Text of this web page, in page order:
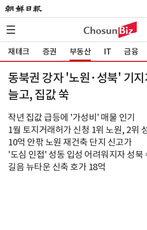
재테크 증권 부동산 IT 금융
동북권 강자 '노원·성북' 기
늘고, 집값 쑥
작년 집값 급등에 '가성비' 매물 인기
1월 토지거래허가 신청 1위 노원, 2위
10억 안팎 노원 재건축 단지 신고가
'도심 인접' 성동 입성 어려워지자 성
길음 뉴타운 신축 호가 18억